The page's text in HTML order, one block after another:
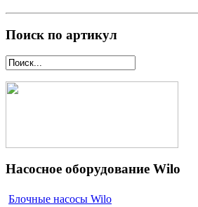
Поиск по артикул
Насосное оборудование Wilo
Блочные насосы Wilo